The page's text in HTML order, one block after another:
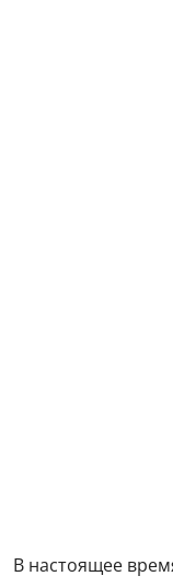
В настоящее